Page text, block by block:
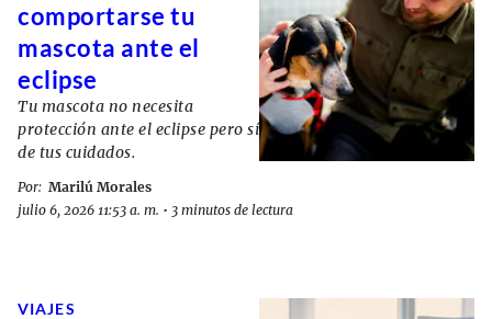
comportarse tu
mascota ante el
eclipse
Tu mascota no necesita
protección ante el eclipse pero sí
de tus cuidados.
Por: Marilú Morales
julio 6, 2026 11:53 a. m. • 3 minutos de lectura
VIAJES